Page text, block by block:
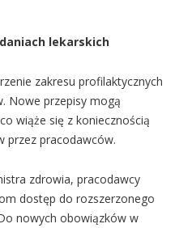
lekarskich
zakresu profilaktycznych
Nowe przepisy mogą
wiąże się z koniecznością
przez pracodawców.
zdrowia, pracodawcy
dostęp do rozszerzonego
nowych obowiązków w